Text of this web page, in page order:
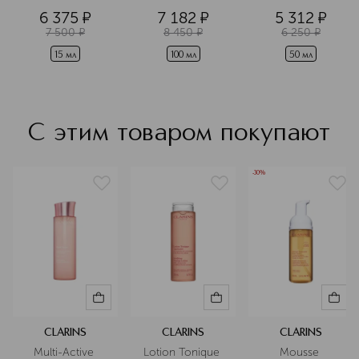
Подробнее
6 375 ¤
7 500 ¤
15 мл
любого типа
кожи
7 182 ¤
8 450 ¤
100 мл
5 312 ¤
6 250 ¤
50 мл
С этим товаром покупают
CLARINS
Multi-Active
CLARINS
Lotion Tonique
-30%
CLARINS
Mousse